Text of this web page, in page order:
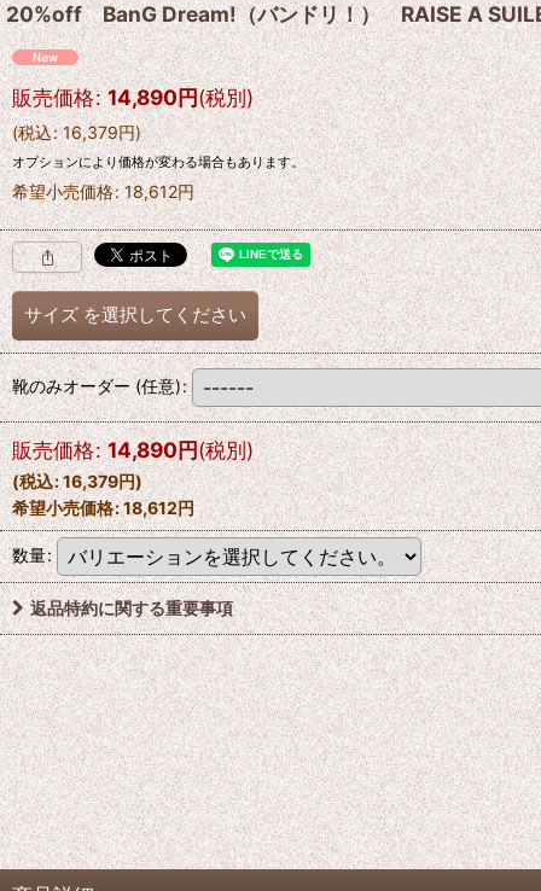
20%off BanG Dream!（バンドリ！） RAISE A
販売価格: 14,890円(税別)
(税込: 16,379円)
オプションにより価格が変わる場合もあります。
希望小売価格: 18,612円
サイズ を選択してください
靴のみオーダー(任意):
販売価格: 14,890円(税別)
(税込:16,379円)
希望小売価格:18,612円
数量:
返品特約に関する重要事項